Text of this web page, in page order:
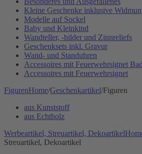
Kleine Geschenke inklusive
Modelle auf Sockel
Baby und Kleinkind
Wandteller, -bilder und Zinnreliefs
Geschenksets inkl. Gravur
Wand- und Standuhren
Accessoires mit Feuerwehrsignet
Accessoires mit Feuerwehrsignet
FigurenHome/Geschenkartikel/Figuren
aus Kunststoff
aus Echtholz
Werbeartikel, Streuartikel, Dekoartikel
Streuartikel, Dekoartikel